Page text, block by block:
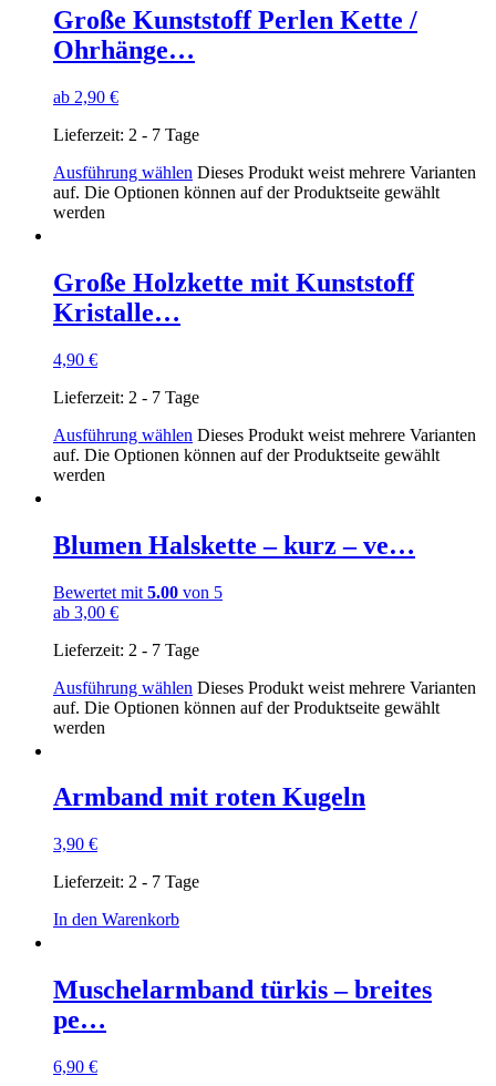
Große Kunststoff Perlen Kette /
Ohrhänge…
ab 2,90 €
Lieferzeit: 2 - 7 Tage
Ausführung wählen Dieses Produkt weist mehrere Varianten
auf. Die Optionen können auf der Produktseite gewählt
werden
Große Holzkette mit Kunststoff
Kristalle…
4,90 €
Lieferzeit: 2 - 7 Tage
Ausführung wählen Dieses Produkt weist mehrere Varianten
auf. Die Optionen können auf der Produktseite gewählt
werden
Blumen Halskette – kurz – ve…
Bewertet mit 5.00 von 5
ab 3,00 €
Lieferzeit: 2 - 7 Tage
Ausführung wählen Dieses Produkt weist mehrere Varianten
auf. Die Optionen können auf der Produktseite gewählt
werden
Armband mit roten Kugeln
3,90 €
Lieferzeit: 2 - 7 Tage
In den Warenkorb
Muschelarmband türkis – breites
pe…
6,90 €